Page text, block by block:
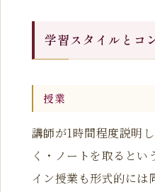
学習スタイルとコ
授業
講師が1時間程度説明
く・ノートを取るとい
イン授業も形式的には